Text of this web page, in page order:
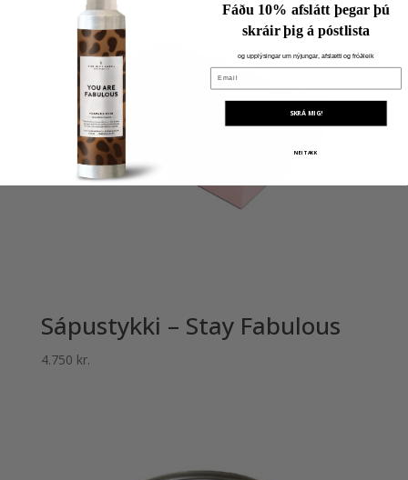
Sápustykki – Stay Fabulous
4.750 kr.
Fáðu 10% afslátt þegar þú
skráir þig á póstlista
og upplýsingar um nýjungar, afslætti og fróðleik
Email
SKRÁ MIG!
NEI TAKK